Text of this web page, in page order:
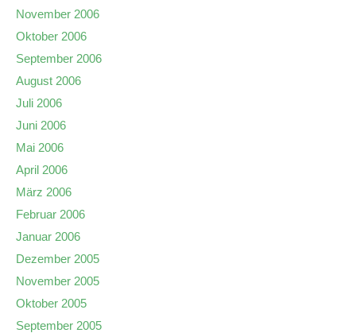
November 2006
Oktober 2006
September 2006
August 2006
Juli 2006
Juni 2006
Mai 2006
April 2006
März 2006
Februar 2006
Januar 2006
Dezember 2005
November 2005
Oktober 2005
September 2005